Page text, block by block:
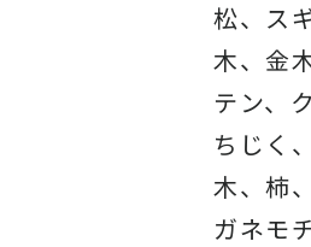
松、ス
木、金
テン、
ちじく
木、柿
ガネモ